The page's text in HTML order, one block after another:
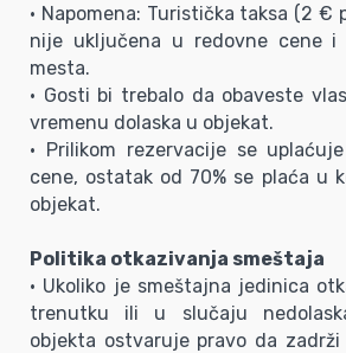
• Napomena: Turistička taksa (2 €
nije uključena u redovne cene
mesta.
• Gosti bi trebalo da obaveste
vremenu dolaska u objekat.
• Prilikom rezervacije se
cene, ostatak od 70% se plaća u
objekat.
Politika otkazivanja smeštaja
• Ukoliko je smeštajna jedinica
trenutku ili u slučaju
objekta ostvaruje pravo da